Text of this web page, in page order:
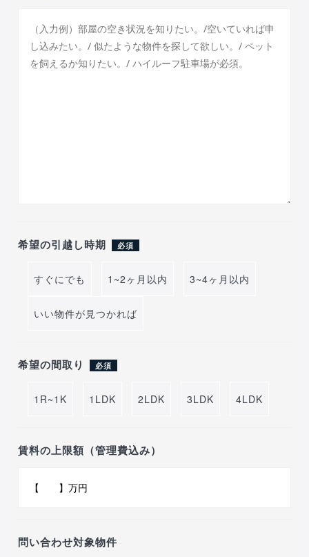
希望の引越し時期 必須
すぐにでも 1~2ヶ月以内 3~4ヶ月以内
いい物件が見つかれば
希望の間取り 必須
1R~1K 1LDK 2LDK 3LDK 4LDK
賃料の上限額（管理費込み）
問い合わせ対象物件